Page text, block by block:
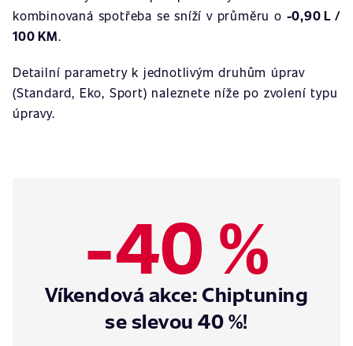
kombinovaná spotřeba se sníží v průměru o -0,90 L /
100 KM.
Detailní parametry k jednotlivým druhům úprav
(Standard, Eko, Sport) naleznete níže po zvolení typu
úpravy.
-40 %
Víkendová akce: Chiptuning
se slevou 40 %!